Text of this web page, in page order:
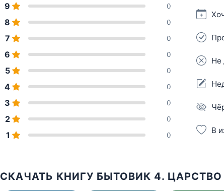
9 0
8 0
7 0
6 0
5 0
4 0
3 0
2 0
1 0
Не
В
СКАЧАТЬ КНИГУ БЫТОВИК 4.